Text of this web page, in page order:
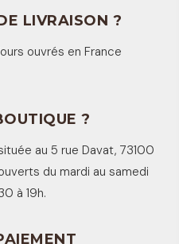
LIVRAISON ?
ouvrés en France
?
au 5 rue Davat, 73100
du mardi au samedi
à 19h.